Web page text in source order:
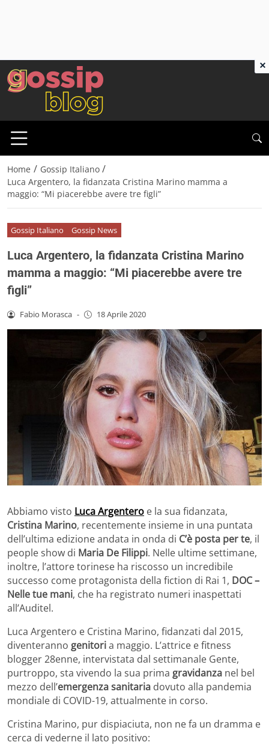
Home / Gossip Italiano /
Luca Argentero, la fidanzata Cristina Marino mamma a
maggio: “Mi piacerebbe avere tre figli”
Gossip Italiano Gossip News
Luca Argentero, la fidanzata Cristina Marino
mamma a maggio: “Mi piacerebbe avere tre
figli”
Fabio Morasca - 18 Aprile 2020
Abbiamo visto Luca Argentero e la sua fidanzata,
Cristina Marino, recentemente insieme in una puntata
dell’ultima edizione andata in onda di C’è posta per te, il
people show di Maria De Filippi. Nelle ultime settimane,
inoltre, l’attore torinese ha riscosso un incredibile
successo come protagonista della fiction di Rai 1, DOC –
Nelle tue mani, che ha registrato numeri inaspettati
all’Auditel.
Luca Argentero e Cristina Marino, fidanzati dal 2015,
diventeranno genitoria maggio. L’attrice e fitness
blogger 28enne, intervistata dal settimanale Gente,
purtroppo, sta vivendo la sua prima gravidanza nel bel
mezzo dell’emergenza sanitaria dovuto alla pandemia
mondiale di COVID-19, attualmente in corso.
Cristina Marino, pur dispiaciuta, non ne fa un dramma e
cerca di vederne il lato positivo:
×